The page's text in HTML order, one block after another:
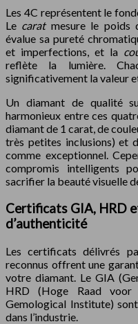
Les 4C représentent le
Le carat mesure le poids
évalue sa pureté
et imperfections, et la
reflète la lumière.
significativement la valeur
Un diamant de qualité
harmonieux entre ces
diamant de 1 carat, de
très petites inclusions) et
comme exceptionnel.
compromis intelligents
sacrifier la beauté visuelle
Certificats GIA, HRD
d’authenticité
Les certificats délivrés
reconnus offrent une
votre diamant. Le GIA
HRD (Hoge Raad voor
Gemological Institute)
dans l’industrie.